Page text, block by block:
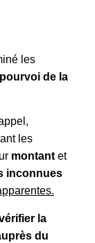
les
de la
les
montant et
inconnues
la
du